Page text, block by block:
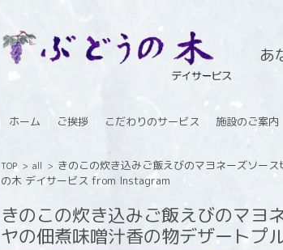
あ
ホーム
ご挨拶 こだわりのサービス 施設のご案内
TOP > all > きのこの炊き込みご飯えびのマヨネーズソー
の木 デイサービス from Instagram
きのこの炊き込みご飯えびのマヨ
ヤの佃煮味噌汁香の物デザート